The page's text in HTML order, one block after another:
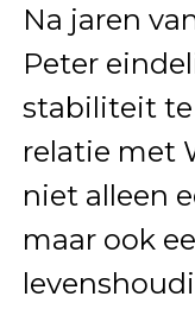
Na jaren
Peter
stabiliteit
relatie met
niet alleen
maar ook